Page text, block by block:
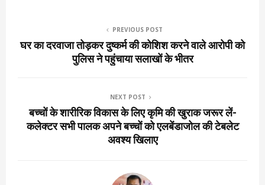
PREVIOUS POST
घर का दरवाजा तोड़कर दुष्कर्म की कोशिश करने वाले आरोपी को
पुलिस ने पहुंचाया सलाखों के भीतर
NEXT POST
बच्चों के शारीरिक विकास के लिए कृमि की खुराक जरूर लें-
कलेक्टर सभी पालक अपने बच्चों को एलबेंडाजोल की टेबलेट
अवश्य खिलाए